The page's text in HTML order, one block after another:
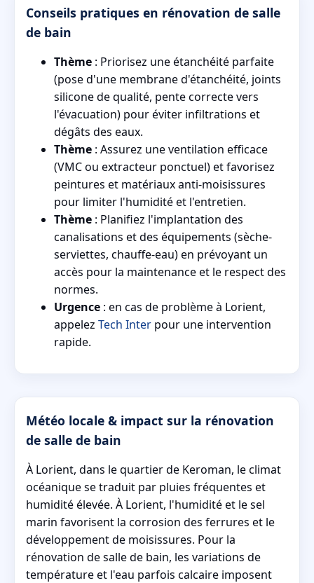
Conseils pratiques en rénovation de salle
de bain
Thème : Priorisez une étanchéité parfaite
(pose d'une membrane d'étanchéité, joints
silicone de qualité, pente correcte vers
l'évacuation) pour éviter infiltrations et
dégâts des eaux.
Thème : Assurez une ventilation efficace
(VMC ou extracteur ponctuel) et favorisez
peintures et matériaux anti-moisissures
pour limiter l'humidité et l'entretien.
Thème : Planifiez l'implantation des
canalisations et des équipements (sèche-
serviettes, chauffe-eau) en prévoyant un
accès pour la maintenance et le respect des
normes.
Urgence : en cas de problème à Lorient,
appelez Tech Inter pour une intervention
rapide.
Météo locale & impact sur la rénovation
de salle de bain
À Lorient, dans le quartier de Keroman, le climat
océanique se traduit par pluies fréquentes et
humidité élevée. À Lorient, l'humidité et le sel
marin favorisent la corrosion des ferrures et le
développement de moisissures. Pour la
rénovation de salle de bain, les variations de
température et l'eau parfois calcaire imposent